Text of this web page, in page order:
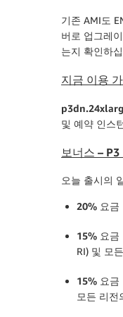
기존 AMI도
버로 업그레
는지 확인하
지금 이용
및 예약 인스
보너스 –
오늘 출시의
20% 요금
15% 요금
RI) 및 모
15% 요금
모든 리전